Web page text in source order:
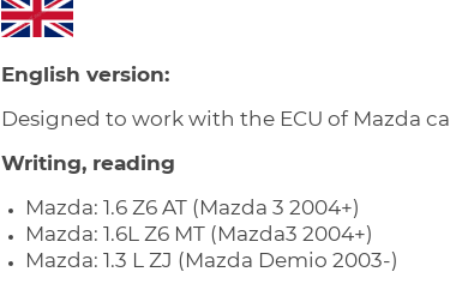
English version:
Designed to work with the ECU of Mazda
Writing, reading
Mazda: 1.6 Z6 AT (Mazda 3 2004+)
Mazda: 1.6L Z6 MT (Mazda3 2004+)
Mazda: 1.3 L ZJ (Mazda Demio 2003-)